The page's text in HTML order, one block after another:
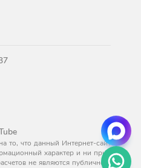
то, что данный Интернет-сайт
характер и ни при
не являются публичной